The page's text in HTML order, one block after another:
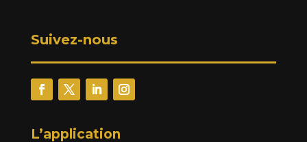
Suivez-nous
L’application